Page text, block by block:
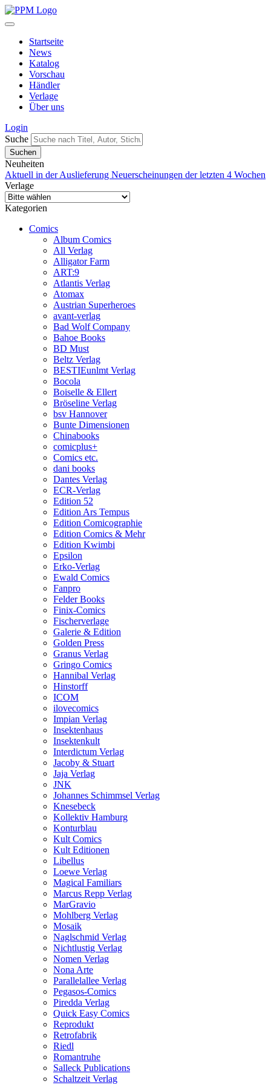
Startseite
News
Katalog
Vorschau
Händler
Verlage
Über uns
Login
Suche
Neuheiten
Aktuell in der Auslieferung Neuerscheinungen der letzten 4 Wochen
Verlage
Kategorien
Comics
Album Comics
All Verlag
Alligator Farm
ART:9
Atlantis Verlag
Atomax
Austrian Superheroes
avant-verlag
Bad Wolf Company
Bahoe Books
BD Must
Beltz Verlag
BESTIEunlmt Verlag
Bocola
Boiselle & Ellert
Bröseline Verlag
bsv Hannover
Bunte Dimensionen
Chinabooks
comicplus+
Comics etc.
dani books
Dantes Verlag
ECR-Verlag
Edition 52
Edition Ars Tempus
Edition Comicographie
Edition Comics & Mehr
Edition Kwimbi
Epsilon
Erko-Verlag
Ewald Comics
Fanpro
Felder Books
Finix-Comics
Fischerverlage
Galerie & Edition
Golden Press
Granus Verlag
Gringo Comics
Hannibal Verlag
Hinstorff
ICOM
ilovecomics
Impian Verlag
Insektenhaus
Insektenkult
Interdictum Verlag
Jacoby & Stuart
Jaja Verlag
JNK
Johannes Schimmsel Verlag
Knesebeck
Kollektiv Hamburg
Konturblau
Kult Comics
Kult Editionen
Libellus
Loewe Verlag
Magical Familiars
Marcus Repp Verlag
MarGravio
Mohlberg Verlag
Mosaik
Naglschmid Verlag
Nichtlustig Verlag
Nomen Verlag
Nona Arte
Parallelallee Verlag
Pegasos-Comics
Piredda Verlag
Quick Easy Comics
Reprodukt
Retrofabrik
Riedl
Romantruhe
Salleck Publications
Schaltzeit Verlag